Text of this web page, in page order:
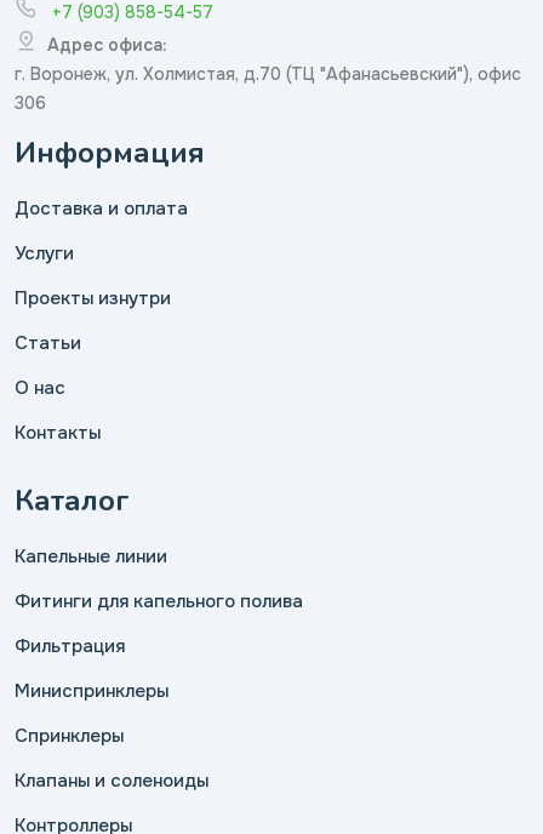
+7 (903) 858-54-57
Адрес офиса:
г. Воронеж, ул. Холмистая, д.70 (ТЦ "Афанасьевский"), офис
306
Информация
Доставка и оплата
Услуги
Проекты изнутри
Статьи
О нас
Контакты
Каталог
Капельные линии
Фитинги для капельного полива
Фильтрация
Миниспринклеры
Спринклеры
Клапаны и соленоиды
Контроллеры